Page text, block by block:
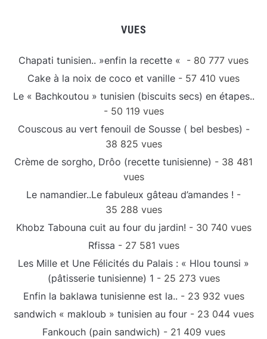
VUES
Chapati tunisien.. »enfin la recette « - 80 777 vues
Cake à la noix de coco et vanille - 57 410 vues
Le « Bachkoutou » tunisien (biscuits secs) en étapes..
- 50 119 vues
Couscous au vert fenouil de Sousse ( bel besbes) -
38 825 vues
Crème de sorgho, Drôo (recette tunisienne) - 38 481
vues
Le namandier..Le fabuleux gâteau d’amandes ! -
35 288 vues
Khobz Tabouna cuit au four du jardin! - 30 740 vues
Rfissa - 27 581 vues
Les Mille et Une Félicités du Palais : « Hlou tounsi »
(pâtisserie tunisienne) 1 - 25 273 vues
Enfin la baklawa tunisienne est la.. - 23 932 vues
sandwich « makloub » tunisien au four- 23 044 vues
Fankouch (pain sandwich) - 21 409 vues